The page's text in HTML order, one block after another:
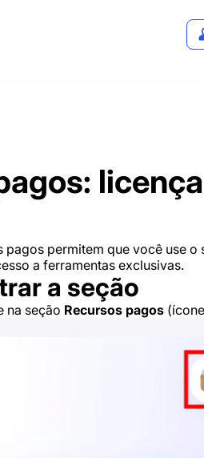
pagos permitem que você use
a ferramentas exclusivas.
a seção
na seção Recursos pagos